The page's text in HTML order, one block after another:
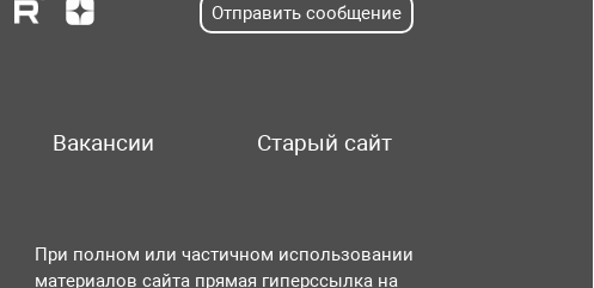
Отправить сообщение
Вакансии Старый сайт
При полном или частичном использовании
материалов сайта прямая гиперссылка на